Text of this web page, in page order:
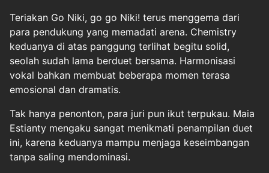
Teriakan Go Niki, go go Niki! terus menggema dari
para pendukung yang memadati arena. Chemistry
keduanya di atas panggung terlihat begitu solid,
seolah sudah lama berduet bersama. Harmonisasi
vokal bahkan membuat beberapa momen terasa
emosional dan dramatis.
Tak hanya penonton, para juri pun ikut terpukau. Maia
Estianty mengaku sangat menikmati penampilan duet
ini, karena keduanya mampu menjaga keseimbangan
tanpa saling mendominasi.